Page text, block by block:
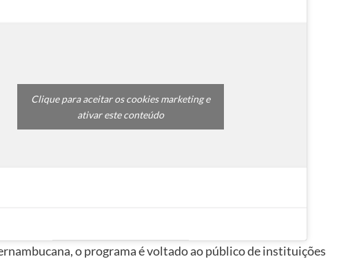
Clique para aceitar os cookies marketing e
ativar este conteúdo
o programa é voltado ao público de instituições